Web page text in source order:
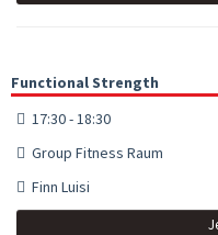
Functional Strength
17:30 - 18:30
Group Fitness Raum
Finn Luisi